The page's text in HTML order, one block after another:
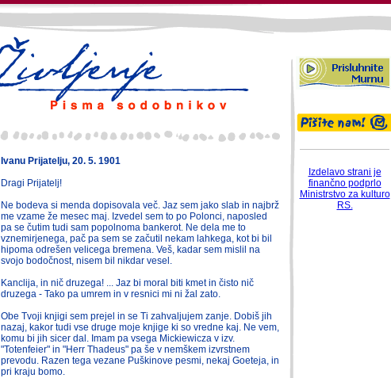
Izdelavo strani je
finančno podprlo
Ministrstvo za kulturo
RS.
Ivanu Prijatelju, 20. 5. 1901
Dragi Prijatelj!
Ne bodeva si menda dopisovala več. Jaz sem jako slab in najbrž
me vzame že mesec maj. Izvedel sem to po Polonci, naposled
pa se čutim tudi sam popolnoma bankerot. Ne dela me to
vznemirjenega, pač pa sem se začutil nekam lahkega, kot bi bil
hipoma odrešen velicega bremena. Veš, kadar sem mislil na
svojo bodočnost, nisem bil nikdar vesel.
Kanclija, in nič druzega! ... Jaz bi moral biti kmet in čisto nič
druzega - Tako pa umrem in v resnici mi ni žal zato.
Obe Tvoji knjigi sem prejel in se Ti zahvaljujem zanje. Dobiš jih
nazaj, kakor tudi vse druge moje knjige ki so vredne kaj. Ne vem,
komu bi jih sicer dal. Imam pa vsega Mickiewicza v izv.
"Totenfeier" in "Herr Thadeus" pa še v nemškem izvrstnem
prevodu. Razen tega vezane Puškinove pesmi, nekaj Goeteja, in
pri kraju bomo.